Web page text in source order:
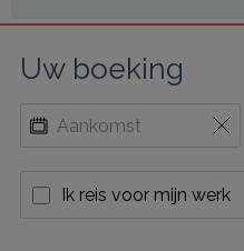
Uw boeking
Ik reis voor mijn werk